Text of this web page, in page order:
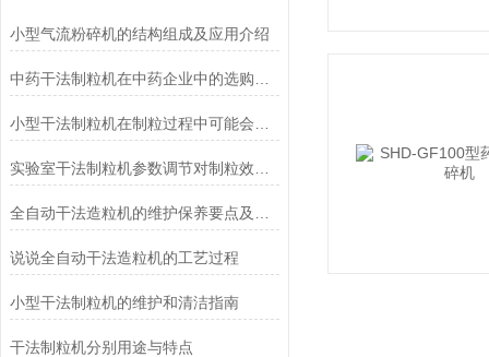
小型气流粉碎机的结构组成及应用介绍
说说全自动干法造粒机的工艺过程
小型干法制粒机的维护和清洁指南
干法制粒机分别用途与特点